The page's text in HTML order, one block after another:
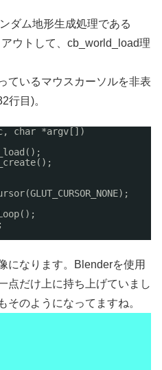
ダム地形生成処理である
ウトして、cb_world_load理
ているマウスカーソルを非表
行目)。
char *argv[])
になります。Blenderを使用
点だけ上に持ち上げていまし
そのようになってますね。